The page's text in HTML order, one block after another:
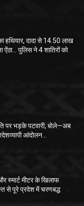
हथियार, दादा से 14.50 लाख
पुलिस ने 4 शातिरों को
पर भड़के पटवारी, बोले—अब
आंदोलन…
स्मार्ट मीटर के खिलाफ
से पूरे प्रदेश में चरणबद्ध